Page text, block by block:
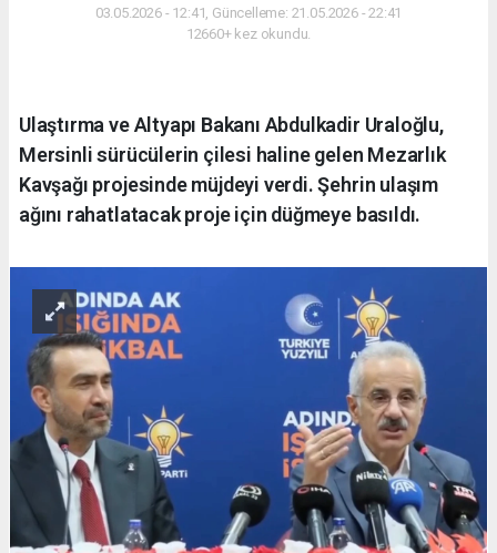
03.05.2026 - 12:41, Güncelleme: 21.05.2026 - 22:41
12660+ kez okundu.
Ulaştırma ve Altyapı Bakanı Abdulkadir Uraloğlu,
Mersinli sürücülerin çilesi haline gelen Mezarlık
Kavşağı projesinde müjdeyi verdi. Şehrin ulaşım
ağını rahatlatacak proje için düğmeye basıldı.